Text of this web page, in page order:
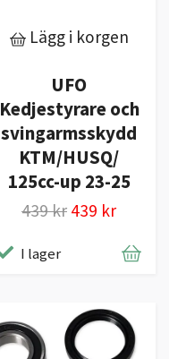
Lägg i korgen
UFO
Kedjestyrare och
svingarmsskydd
KTM/HUSQ/
125cc-up 23-25
439 kr 439 kr
I lager